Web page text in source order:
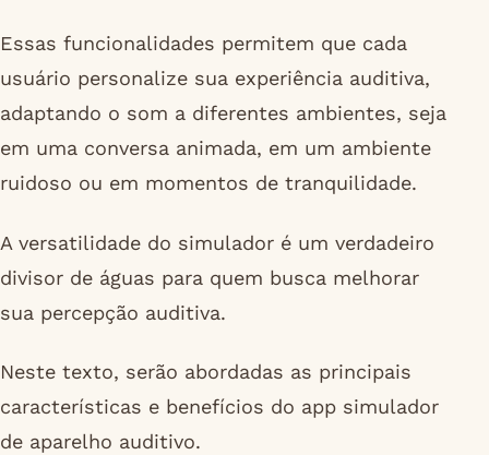
Essas funcionalidades permitem que cada
usuário personalize sua experiência auditiva,
adaptando o som a diferentes ambientes, seja
em uma conversa animada, em um ambiente
ruidoso ou em momentos de tranquilidade.
A versatilidade do simulador é um verdadeiro
divisor de águas para quem busca melhorar
sua percepção auditiva.
Neste texto, serão abordadas as principais
características e benefícios do app simulador
de aparelho auditivo.